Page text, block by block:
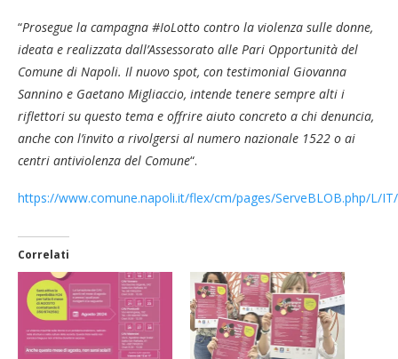
“Prosegue la campagna #IoLotto contro la violenza sulle donne,
ideata e realizzata dall’Assessorato alle Pari Opportunità del
Comune di Napoli. Il nuovo spot, con testimonial Giovanna
Sannino e Gaetano Migliaccio, intende tenere sempre alti i
riflettori su questo tema e offrire aiuto concreto a chi denuncia,
anche con l’invito a rivolgersi al numero nazionale 1522 o ai
centri antiviolenza del Comune“.
https://www.comune.napoli.it/flex/cm/pages/ServeBLOB.php/L/
Correlati